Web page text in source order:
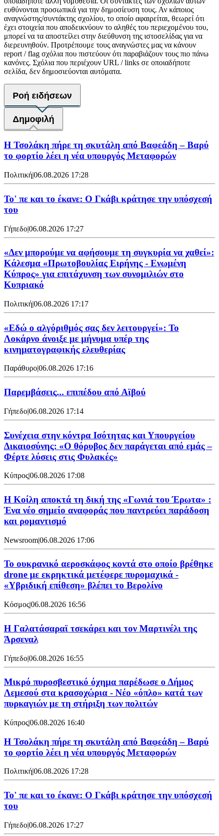
ευθύνονται προσωπικά για την δημοσίευση τους. Αν κάποιος
αναγνώστης/συντάκτης σχολίου, το οποίο αφαιρείται, θεωρεί ότι
έχει στοιχεία που αποδεικνύουν το αληθές του περιεχομένου του,
μπορεί να τα αποστείλει στην διεύθυνση της ιστοσελίδας για να
διερευνηθούν. Προτρέπουμε τους αναγνώστες μας να κάνουν
report / flag σχόλια που πιστεύουν ότι παραβιάζουν τους πιο πάνω
κανόνες. Σχόλια που περιέχουν URL / links σε οποιαδήποτε
σελίδα, δεν δημοσιεύονται αυτόματα.
Ροή ειδήσεων
Δημοφιλή
Η Τσολάκη πήρε τη σκυτάλη από Βαφεάδη – Βαρύ
το φορτίο λέει η νέα υπουργός Μεταφορών
Πολιτική|06.08.2026 17:28
Το' πε και το έκανε: Ο Γκάβι κράτησε την υπόσχεσή
του
Γήπεδο|06.08.2026 17:27
«Δεν μπορούμε να αφήσουμε τη συγκυρία να χαθεί»:
Κάλεσμα «Πρωτοβουλίας Ειρήνης - Ενωμένη
Κύπρος» για επιτάχυνση των συνομιλιών στο
Κυπριακό
Πολιτική|06.08.2026 17:17
«Εδώ ο αλγόριθμός σας δεν λειτουργεί»: Το
Λοκάρνο άνοιξε με μήνυμα υπέρ της
κινηματογραφικής ελευθερίας
Παράθυρο|06.08.2026 17:16
Παρεμβάσεις... επιπέδου από Αϊβού
Γήπεδο|06.08.2026 17:14
Συνέχεια στην κόντρα Ισότητας και Υπουργείου
Δικαιοσύνης: «Ο θόρυβος δεν παράγεται από εμάς –
Φέρτε λύσεις στις Φυλακές»
Κύπρος|06.08.2026 17:08
Η Κοίλη αποκτά τη δική της «Γωνιά του Έρωτα» :
Ένα νέο σημείο αναφοράς που παντρεύει παράδοση
και ρομαντισμό
Newsroom|06.08.2026 17:06
Το ουκρανικό αεροσκάφος κοντά στο οποίο βρέθηκε
drone με εκρηκτικά μετέφερε πυρομαχικά -
«Υβριδική επίθεση» βλέπει το Βερολίνο
Κόσμος|06.08.2026 16:56
H Γαλατάσαραϊ τσεκάρει και τον Μαρτινέλι της
Άρσεναλ
Γήπεδο|06.08.2026 16:55
Μικρό πυροσβεστικό όχημα παρέδωσε ο Δήμος
Λεμεσού στα κρασοχώρια - Νέο «όπλο» κατά των
πυρκαγιών με τη στήριξη των πολιτών
Κύπρος|06.08.2026 16:40
Η Τσολάκη πήρε τη σκυτάλη από Βαφεάδη – Βαρύ
το φορτίο λέει η νέα υπουργός Μεταφορών
Πολιτική|06.08.2026 17:28
Το' πε και το έκανε: Ο Γκάβι κράτησε την υπόσχεσή
του
Γήπεδο|06.08.2026 17:27